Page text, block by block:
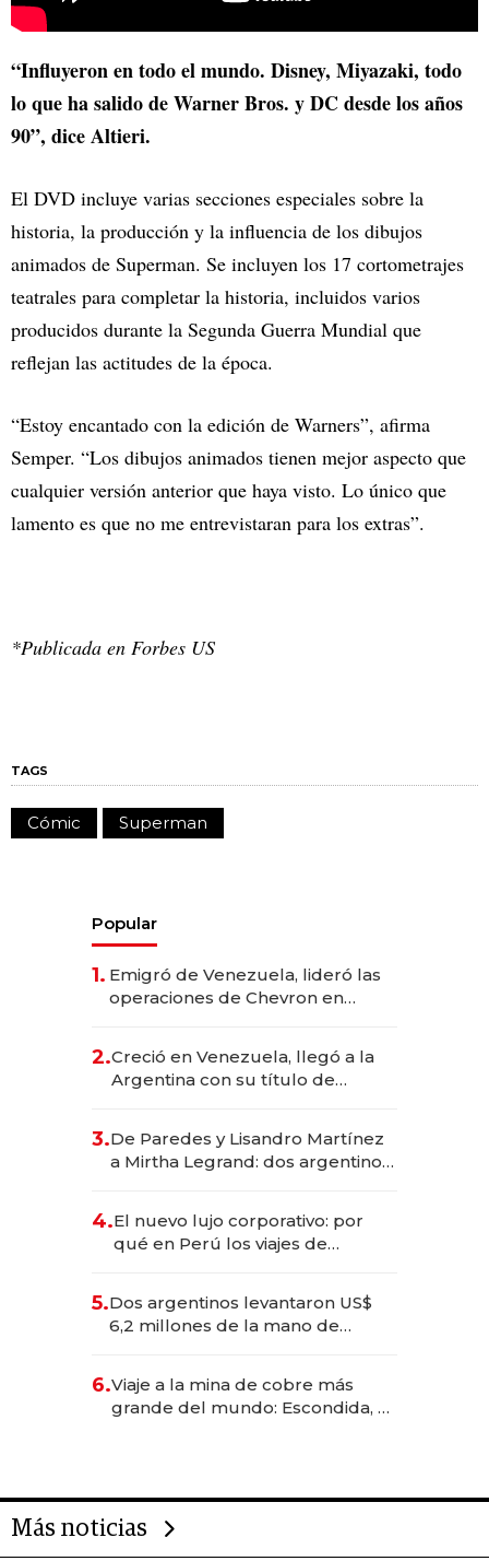
“Influyeron en todo el mundo. Disney, Miyazaki, todo
lo que ha salido de Warner Bros. y DC desde los años
90”, dice Altieri.
El DVD incluye varias secciones especiales sobre la
historia, la producción y la influencia de los dibujos
animados de Superman. Se incluyen los 17 cortometrajes
teatrales para completar la historia, incluidos varios
producidos durante la Segunda Guerra Mundial que
reflejan las actitudes de la época.
“Estoy encantado con la edición de Warners”, afirma
Semper. “Los dibujos animados tienen mejor aspecto que
cualquier versión anterior que haya visto. Lo único que
lamento es que no me entrevistaran para los extras”.
*Publicada en Forbes US
TAGS
Cómic Superman
Popular
1. Emigró de Venezuela, lideró las
operaciones de Chevron en
2.Creció en Venezuela, llegó a la
Argentina con su título de
las marcas "fast premium"
3.De Paredes y Lisandro Martínez
a Mirtha Legrand: dos argentinos
4.El nuevo lujo corporativo: por
qué en Perú los viajes de
para convertirse en experiencias
transformadoras
5.Dos argentinos levantaron US$
6,2 millones de la mano de
6.Viaje a la mina de cobre más
grande del mundo: Escondida, el
Más noticias